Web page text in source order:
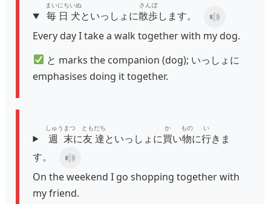
毎日
まいにち
犬
いぬ
といっしょに散歩
さんぽ
します。
Every day I take a walk together with my dog.
と marks the companion (dog); いっしょに
emphasises doing it together.
週末
しゅうまつ
に友達
ともだち
といっしょに買
か
い物
もの
に行
い
きま
す。
On the weekend I go shopping together with
my friend.